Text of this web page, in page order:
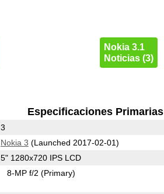
Nokia 3.1
Noticias (3)
Especificaciones Primarias
3
Nokia 3 (Launched 2017-02-01)
5" 1280x720 IPS LCD
8-MP f/2(Primary)